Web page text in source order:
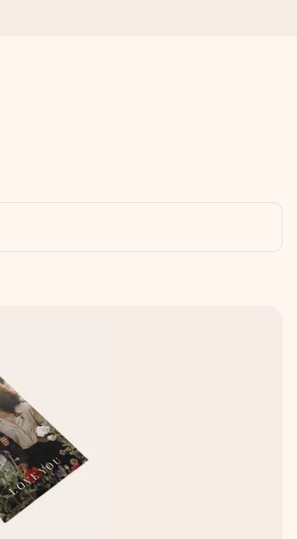
o amor num momento especial.